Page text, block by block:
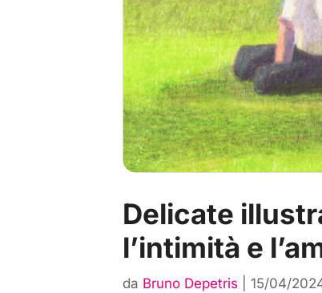
Delicate
l’intimità e
da Bruno Depetris |15/04/